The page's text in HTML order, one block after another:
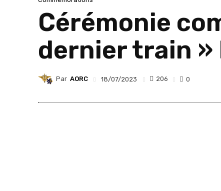
Cérémonie
dernier train »
Par AORC 18/07/2023 206 0